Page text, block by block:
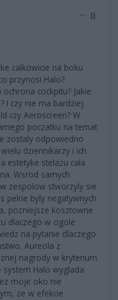
0
calkowicie na boku
przynosi Halo?
cockpitu? Jakie
I czy nie ma bardziej
czy Aeroscreen? W
poczatku na temat
zostaly odpowiedno
dziennikarzy i ich
estetyke stelazu cala
Wsrod samych
zespolow stworzyly sie
pelne byly negatywnych
pozniejsze kosztowne
dlaczego w ogole
na pytanie dlaczego
Aureola z
nagrody w kryterium
system Halo wyglada
moje oko nie
ze w efekcie